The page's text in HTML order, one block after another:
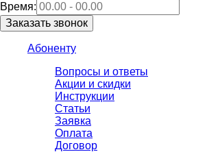
Время:
Абоненту
Вопросы и ответы
Акции и скидки
Инструкции
Статьи
Заявка
Оплата
Договор